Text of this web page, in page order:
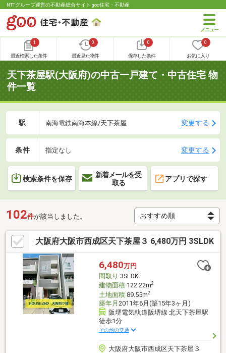
NTTグループ運営の不動産総合サイト goo住宅・不動産
1
最近検索した条件
0
最近見た物件
0
保存した条件
0
お気に入り
天下茶屋駅(大阪府)の中古一戸建て・中古住宅 物
件一覧
駅 南海電鉄南海本線/天下茶屋 変更する
条件 指定なし 変更する
検索条件を保存
新着メールを受
取る
アプリで探す
102件が該当しました。
大阪府大阪市西成区天下茶屋３ 6,480万円 3SLDK
6,480万円
間取り 3SLDK
建物面積122.22m2
土地面積89.55m2
築年月 2011年6月(築15年3ヶ月)
阪堺電気軌道阪堺線 北天下茶屋駅
徒歩1分
その他の交通
大阪府大阪市西成区天下茶屋３